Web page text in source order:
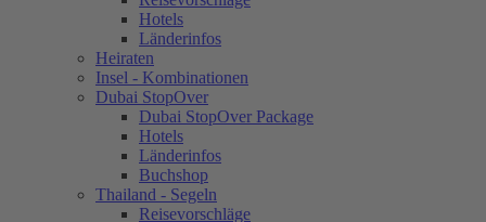
Hotels
Länderinfos
Heiraten
Insel - Kombinationen
Dubai StopOver
Dubai StopOver Package
Hotels
Länderinfos
Buchshop
Thailand - Segeln
Reisevorschläge